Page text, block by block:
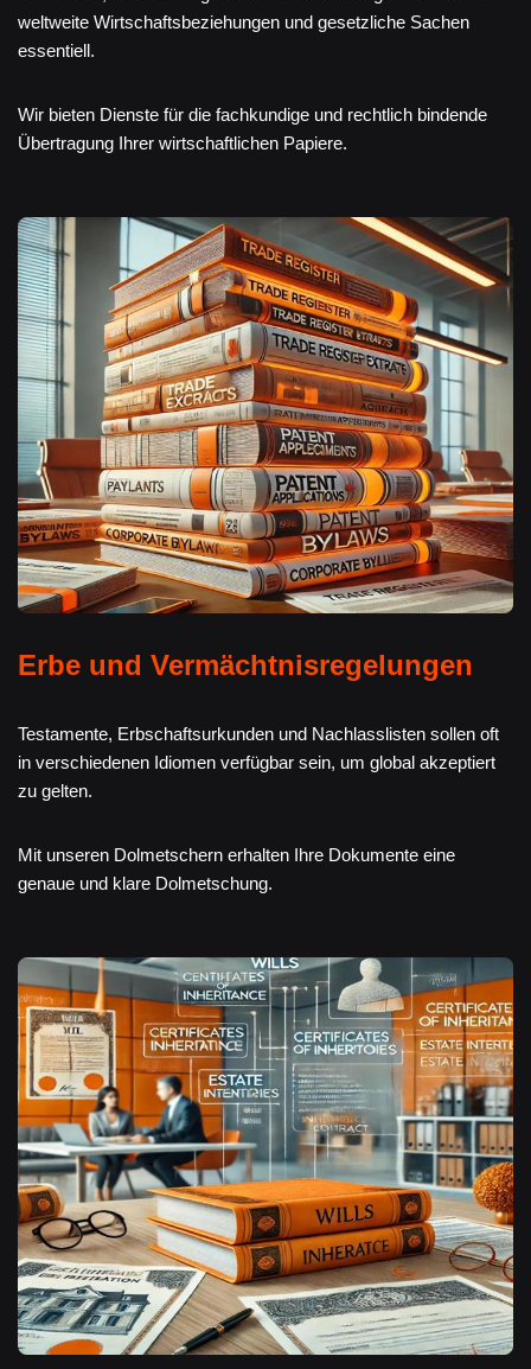
weltweite Wirtschaftsbeziehungen und gesetzliche Sachen
essentiell.
Wir bieten Dienste für die fachkundige und rechtlich bindende
Übertragung Ihrer wirtschaftlichen Papiere.
Erbe und Vermächtnisregelungen
Testamente, Erbschaftsurkunden und Nachlasslisten sollen oft
in verschiedenen Idiomen verfügbar sein, um global akzeptiert
zu gelten.
Mit unseren Dolmetschern erhalten Ihre Dokumente eine
genaue und klare Dolmetschung.